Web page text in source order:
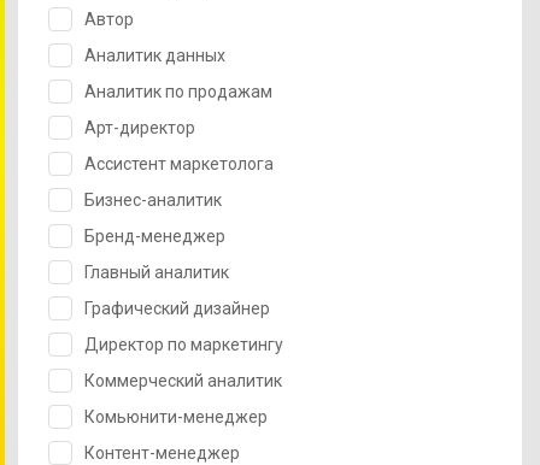
Автор
Аналитик данных
Аналитик по продажам
Арт-директор
Ассистент маркетолога
Бизнес-аналитик
Бренд-менеджер
Главный аналитик
Графический дизайнер
Директор по маркетингу
Коммерческий аналитик
Комьюнити-менеджер
Контент-менеджер